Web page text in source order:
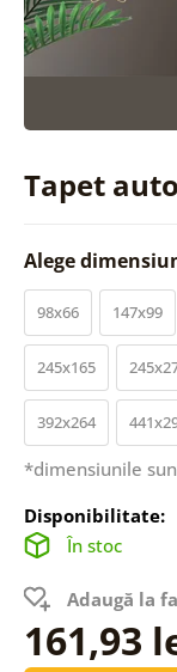
Tapet
Alege
98x66 147x99
245x165
392x264
*dimensiunile
Disponibilitate:
În stoc
Adaugă la
161,93